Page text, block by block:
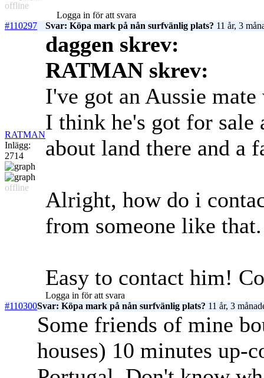
offline
Logga in för att svara
#110297
Svar: Köpa mark på nån surfvänlig plats? 11 år, 3
RATMAN
Inlägg:
2714
offline
daggen skrev:
RATMAN skrev:
I've got an Aussie
I think he's got for sale
about land there and a
Alright, how do i
from someone like that.
Easy to contact him!
Logga in för att svara
#110300Svar: Köpa mark på nån surfvänlig plats? 11 år, 3
Some friends of mine
houses) 10 minutes up-